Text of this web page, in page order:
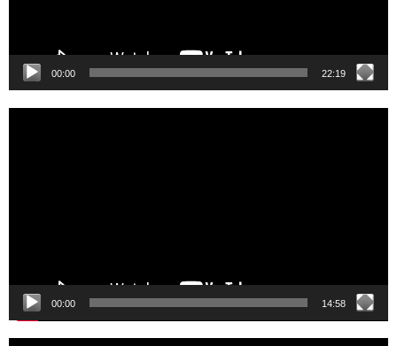
00:00 22:19
00:00 14:58